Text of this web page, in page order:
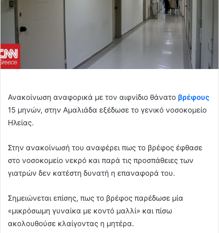
Ανακοίνωση αναφορικά με τον αιφνίδιο θάνατο βρέφους
15 μηνών, στην Αμαλιάδα εξέδωσε το γενικό νοσοκομείο
Ηλείας.
Στην ανακοίνωσή του αναφέρει πως το βρέφος έφθασε
στο νοσοκομείο νεκρό και παρά τις προσπάθειες των
γιατρών δεν κατέστη δυνατή η επαναφορά του.
Σημειώνεται επίσης, πως το βρέφος παρέδωσε μία
«μικρόσωμη γυναίκα με κοντό μαλλί» και πίσω
ακολουθούσε κλαίγοντας η μητέρα.